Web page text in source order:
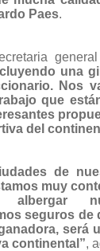
Paes.
una
Nos
que
del
de
muy
seguros de
será
continental”,